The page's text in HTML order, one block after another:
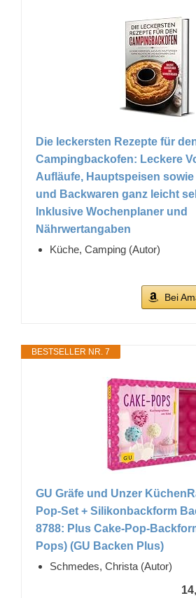
Die leckersten Rezepte für
Campingbackofen: Leckere
Aufläufe, Hauptspeisen
und Backwaren ganz leicht
Inklusive Wochenplaner und
Nährwertangaben
Küche, Camping (Autor)
Bei
BESTSELLER NR. 7
GU Gräfe und Unzer
Pop-Set + Silikonbackform
8788: Plus Cake-Pop-
Pops) (GU Backen Plus)
Schmedes, Christa (Autor)